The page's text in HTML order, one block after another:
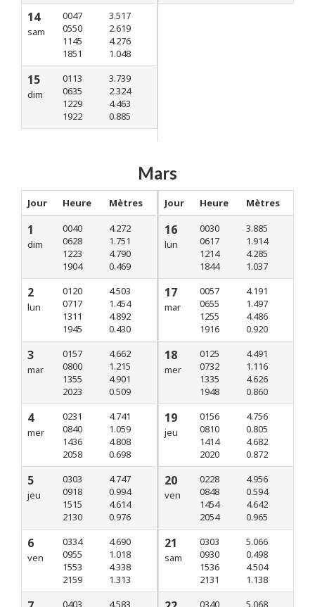
14
sam
0047
0550
1145
1851
3.517
2.619
4.276
1.048
15
dim
0113
0635
1229
1922
3.739
2.324
4.463
0.885
Mars
Jour Heure Mètres
1
dim
0040
0628
1223
1904
4.272
1.751
4.790
0.469
2
lun
0120
0717
1311
1945
4.503
1.454
4.892
0.430
3
mar
0157
0800
1355
2023
4.662
1.215
4.901
0.509
4
mer
0231
0840
1436
2058
4.741
1.059
4.808
0.698
5
jeu
0303
0918
1515
2130
4.747
0.994
4.614
0.976
6
ven
0334
0955
1553
2159
4.690
1.018
4.338
1.313
0403
4.583
Jour Heure Mètres
16
lun
0030
0617
1214
1844
3.885
1.914
4.285
1.037
17
mar
0057
0655
1255
1916
4.191
1.497
4.486
0.920
18
mer
0125
0732
1335
1948
4.491
1.116
4.626
0.860
19
jeu
0156
0810
1414
2020
4.756
0.805
4.682
0.872
20
ven
0228
0848
1454
2054
4.956
0.594
4.642
0.965
21
sam
0303
0930
1536
2131
5.066
0.498
4.504
1.138
0340
5.068